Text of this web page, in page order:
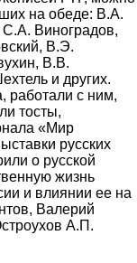
на обеде: В.А.
Виноградов,
В.Э.
В.В.
и других.
работали с ним,
тосты,
«Мир
русских
о русской
жизнь
и влиянии ее на
Валерий
А.П.